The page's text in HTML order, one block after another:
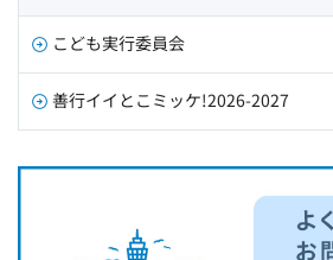
こども実行委員会
善行イイとこミッケ!2026-2027